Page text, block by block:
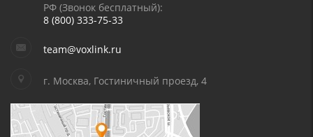
РФ (Звонок бесплатный):
8 (800) 333-75-33
team@voxlink.ru
г. Москва, Гостиничный проезд, 4